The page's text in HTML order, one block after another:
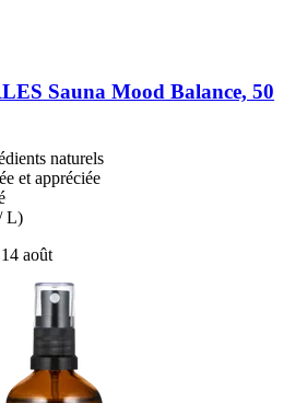
Sauna Mood Balance, 50
naturels
et appréciée
L)
août